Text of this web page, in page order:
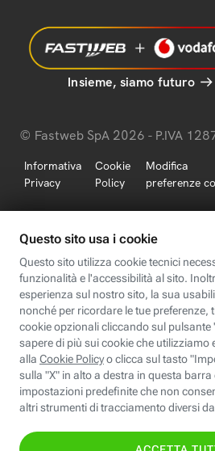
Insieme, siamo futuro
© Fastweb SpA 2026 - P.IVA
Informativa
Privacy
Cookie
Policy
Modifica
preferenze